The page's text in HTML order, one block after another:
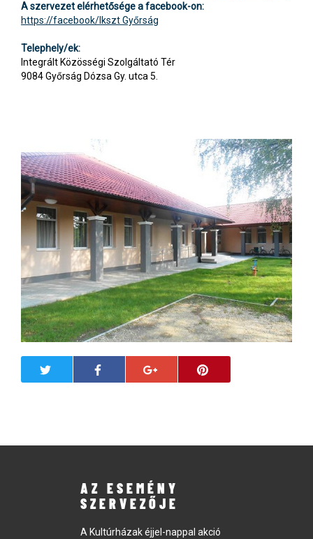
A szervezet elérhetősége a facebook-on:
https://facebook/Ikszt Győrság
Telephely/ek:
Integrált Közösségi Szolgáltató Tér
9084 Győrság Dózsa Gy. utca 5.
AZ ESEMÉNY
SZERVEZŐJE
A Kultúrházak éjjel-nappal akció